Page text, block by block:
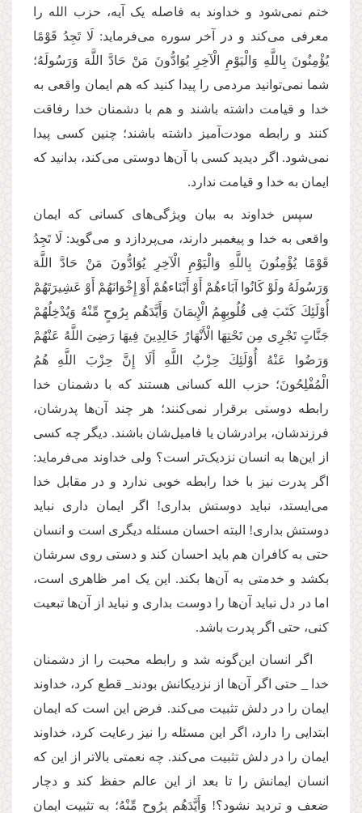
ختم نمی‌شود و خداوند به فاصله یک آیه، حزب الله را
معرفی می‌کند و در آخر سوره می‌فرماید: لَا تَجِدُ قَوْمًا
یُؤْمِنُونَ بِاللَّهِ وَالْیَوْمِ الْآخِرِ یُوَادُّونَ مَنْ حَادَّ اللَّهَ وَرَسُولَهُ؛
شما نمی‌توانید مردمی را پیدا کنید که هم ایمان واقعی به
خدا و قیامت داشته باشند و هم با دشمنان خدا رفاقت
کنند و رابطه مودت‌آمیز داشته باشند؛ چنین کسی پیدا
نمی‌شود. اگر دیدید کسی با آن‌ها دوستی می‌کند، بدانید که
ایمان به خدا و قیامت ندارد.
سپس خداوند به بیان ویژگی‌های کسانی که ایمان
واقعی به خدا و پیغمبر دارند، می‌پردازد و می‌گوید: لَا تَجِدُ
قَوْمًا یُؤْمِنُونَ بِاللَّهِ وَالْیَوْمِ الْآخِرِ یُوَادُّونَ مَنْ حَادَّ اللَّهَ
وَرَسُولَهُ ولَوْ كَانُوا آبَاءهُمْ أَوْ أَبْنَاءهُمْ أَوْ إِخْوَانَهُمْ أَوْ عَشِیرَتَهُمْ
أُوْلَئِكَ كَتَبَ فِی قُلُوبِهِمُ الْإِیمَانَ وَأَیَّدَهُم بِرُوحٍ مِّنْهُ وَیُدْخِلُهُمْ
جَنَّاتٍ تَجْرِی مِن تَحْتِهَا الْأَنْهَارُ خَالِدِینَ فِیهَا رَضِیَ اللَّهُ عَنْهُمْ
وَرَضُوا عَنْهُ أُوْلَئِكَ حِزْبُ اللَّهِ أَلَا إِنَّ حِزْبَ اللَّهِ هُمُ
الْمُفْلِحُونَ؛ حزب ‌الله کسانی هستند که با دشمنان خدا
رابطه‌ دوستی برقرار نمی‌کنند؛ هر چند آن‌ها پدرشان،
فرزندشان، برادرشان یا فامیل‌شان باشند. دیگر چه کسی
از این‌‌ها به انسان نزدیک‌تر است؟ ولی خداوند می‌فرماید:
اگر پدرت نیز با خدا رابطه خوبی ندارد و در مقابل خدا
می‌ایستد، نباید دوستش بداری! اگر ایمان داری نباید
دوستش بداری! البته احسان مسئله دیگری است و انسان
حتی به کافران هم باید احسان کند و دستی روی سرشان
بکشد و خدمتی به آن‌ها بکند. این یک امر ظاهری است،
اما در دل نباید آن‌‌ها را دوست بداری و نباید از آن‌ها تبعیت
کنی، حتی اگر پدرت باشد.
اگر انسان این‌گونه شد و رابطه محبت را از دشمنان
خدا _ حتی اگر آن‌ها از نزدیکانش بودند_ قطع کرد، خداوند
ایمان را در دلش تثبیت می‌کند. فرض این است که ایمان
ابتدایی را دارد، اگر این‌ مسئله را نیز رعایت کرد، خداوند
ایمان را در دلش تثبیت می‌کند. چه نعمتی بالاتر از این‌ که
انسان ایمانش را تا بعد از این عالم حفظ کند و دچار
ضعف و تردید نشود؟! وَأَیَّدَهُم بِرُوحٍ مِّنْهُ؛ به تثبیت ایمان